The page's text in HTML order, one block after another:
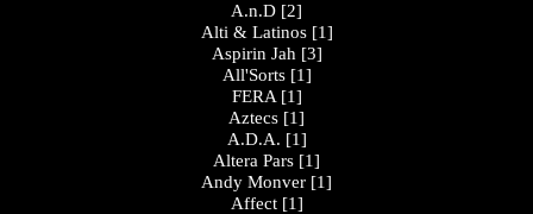
A.n.D [2]
Alti & Latinos [1]
Aspirin Jah [3]
All'Sorts [1]
FERA [1]
Aztecs [1]
A.D.A. [1]
Altera Pars [1]
Andy Monver [1]
Affect [1]